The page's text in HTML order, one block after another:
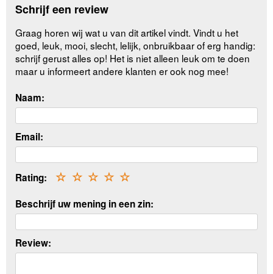
Schrijf een review
Graag horen wij wat u van dit artikel vindt. Vindt u het
goed, leuk, mooi, slecht, lelijk, onbruikbaar of erg handig:
schrijf gerust alles op! Het is niet alleen leuk om te doen
maar u informeert andere klanten er ook nog mee!
Naam:
Email:
Rating: ☆
☆
☆
☆
☆
Beschrijf uw mening in een zin:
Review: